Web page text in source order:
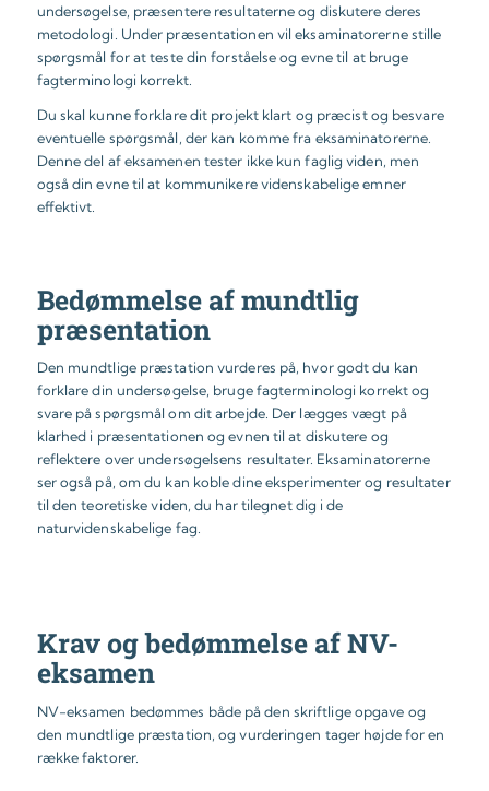
undersøgelse, præsentere resultaterne og diskutere deres
metodologi. Under præsentationen vil eksaminatorerne stille
spørgsmål for at teste din forståelse og evne til at bruge
fagterminologi korrekt.
Du skal kunne forklare dit projekt klart og præcist og besvare
eventuelle spørgsmål, der kan komme fra eksaminatorerne.
Denne del af eksamenen tester ikke kun faglig viden, men
også din evne til at kommunikere videnskabelige emner
effektivt.
Bedømmelse af mundtlig
præsentation
Den mundtlige præstation vurderes på, hvor godt du kan
forklare din undersøgelse, bruge fagterminologi korrekt og
svare på spørgsmål om dit arbejde. Der lægges vægt på
klarhed i præsentationen og evnen til at diskutere og
reflektere over undersøgelsens resultater. Eksaminatorerne
ser også på, om du kan koble dine eksperimenter og resultater
til den teoretiske viden, du har tilegnet dig i de
naturvidenskabelige fag.
Krav og bedømmelse af NV-
eksamen
NV-eksamen bedømmes både på den skriftlige opgave og
den mundtlige præstation, og vurderingen tager højde for en
række faktorer.